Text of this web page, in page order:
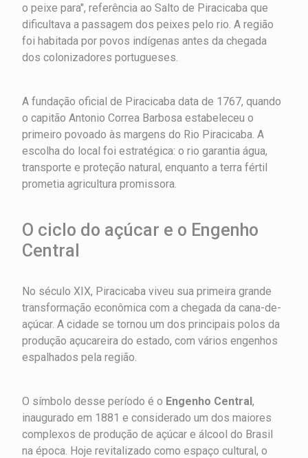
o peixe para", referência ao Salto de Piracicaba que
dificultava a passagem dos peixes pelo rio. A região
foi habitada por povos indígenas antes da chegada
dos colonizadores portugueses.
A fundação oficial de Piracicaba data de 1767, quando
o capitão Antonio Correa Barbosa estabeleceu o
primeiro povoado às margens do Rio Piracicaba. A
escolha do local foi estratégica: o rio garantia água,
transporte e proteção natural, enquanto a terra fértil
prometia agricultura promissora.
O ciclo do açúcar e o Engenho
Central
No século XIX, Piracicaba viveu sua primeira grande
transformação econômica com a chegada da cana-de-
açúcar. A cidade se tornou um dos principais polos da
produção açucareira do estado, com vários engenhos
espalhados pela região.
O símbolo desse período é o Engenho Central,
inaugurado em 1881 e considerado um dos maiores
complexos de produção de açúcar e álcool do Brasil
na época. Hoje revitalizado como espaço cultural, o